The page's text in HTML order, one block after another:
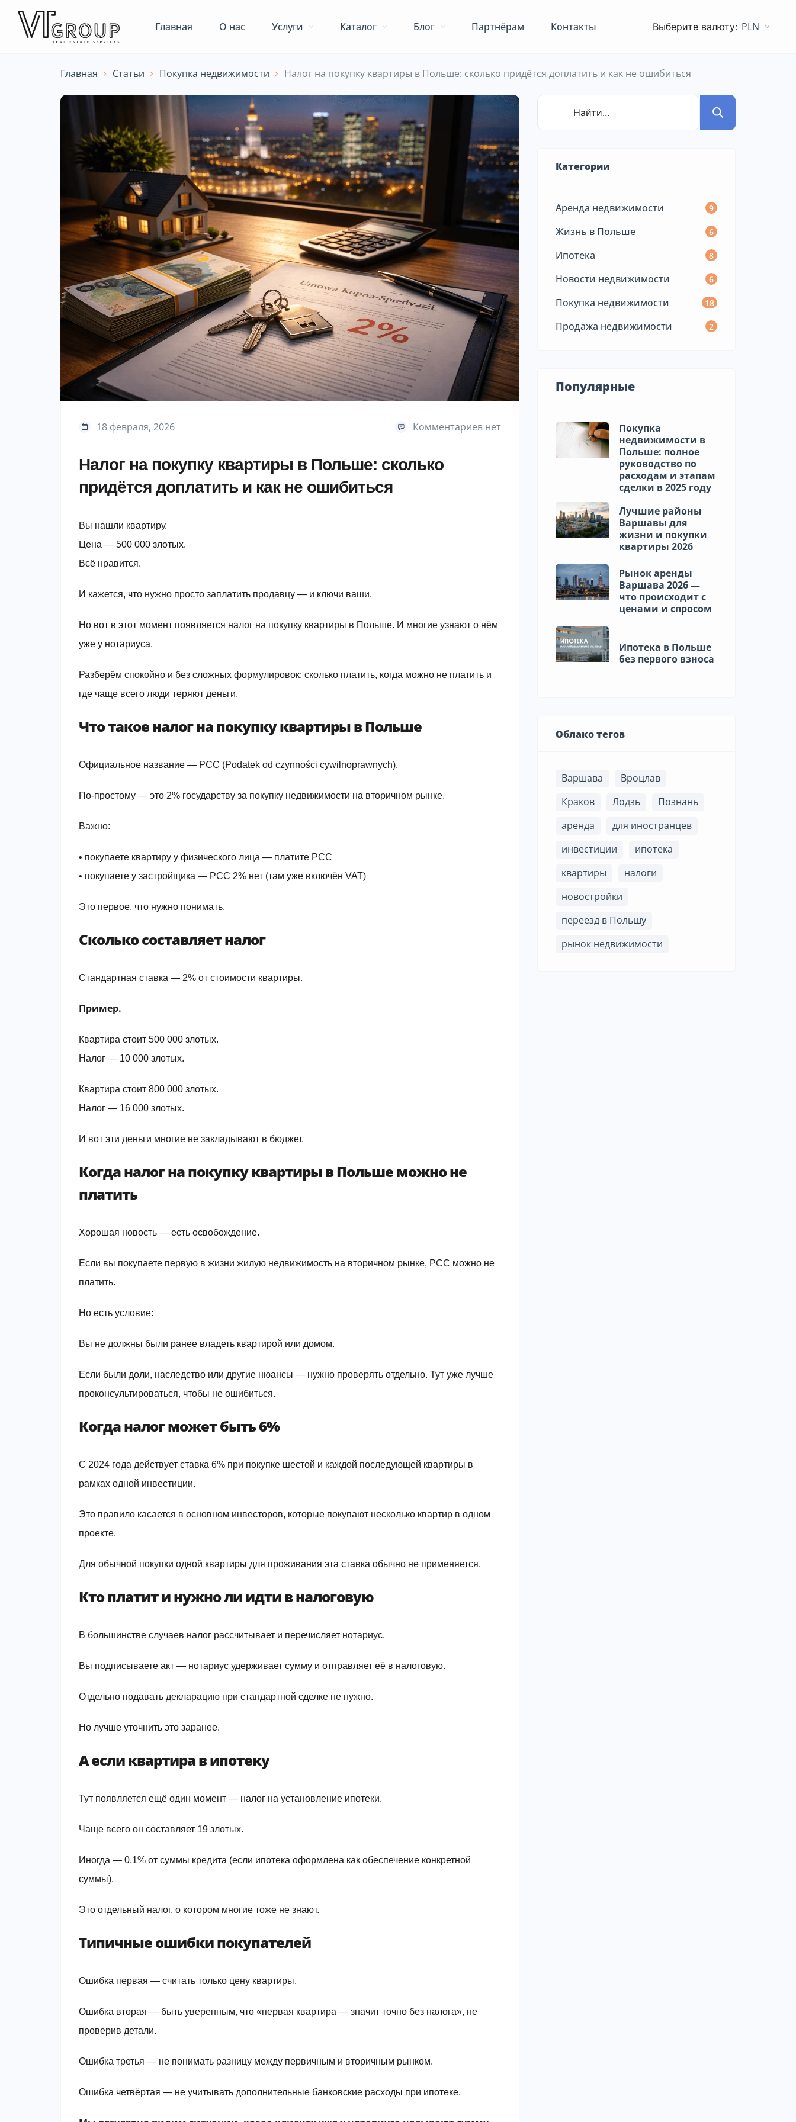
Главная О нас Услуги Каталог Блог Партнёрам Контакты PLN
Главная Статьи Покупка недвижимости Налог на покупку квартиры в Польше: сколько придётся доплатить и как не ошибиться
18 февраля, 2026 Комментариев нет
Налог на покупку квартиры в Польше: сколько
придётся доплатить и как не ошибиться
Вы нашли квартиру.
Цена — 500 000 злотых.
Всё нравится.
И кажется, что нужно просто заплатить продавцу — и ключи ваши.
Но вот в этот момент появляется налог на покупку квартиры в Польше. И многие узнают о нём
уже у нотариуса.
Разберём спокойно и без сложных формулировок: сколько платить, когда можно не платить и
где чаще всего люди теряют деньги.
Что такое налог на покупку квартиры в Польше
Официальное название — PCC (Podatek od czynności cywilnoprawnych).
По-простому — это 2% государству за покупку недвижимости на вторичном рынке.
Важно:
• покупаете квартиру у физического лица — платите PCC
• покупаете у застройщика — PCC 2% нет (там уже включён VAT)
Это первое, что нужно понимать.
Сколько составляет налог
Стандартная ставка — 2% от стоимости квартиры.
Пример.
Квартира стоит 500 000 злотых.
Налог — 10 000 злотых.
Квартира стоит 800 000 злотых.
Налог — 16 000 злотых.
И вот эти деньги многие не закладывают в бюджет.
Когда налог на покупку квартиры в Польше можно не
платить
Хорошая новость — есть освобождение.
Если вы покупаете первую в жизни жилую недвижимость на вторичном рынке, PCC можно не
платить.
Но есть условие:
Вы не должны были ранее владеть квартирой или домом.
Если были доли, наследство или другие нюансы — нужно проверять отдельно. Тут уже лучше
проконсультироваться, чтобы не ошибиться.
Когда налог может быть 6%
С 2024 года действует ставка 6% при покупке шестой и каждой последующей квартиры в
рамках одной инвестиции.
Это правило касается в основном инвесторов, которые покупают несколько квартир в одном
проекте.
Для обычной покупки одной квартиры для проживания эта ставка обычно не применяется.
Кто платит и нужно ли идти в налоговую
В большинстве случаев налог рассчитывает и перечисляет нотариус.
Вы подписываете акт — нотариус удерживает сумму и отправляет её в налоговую.
Отдельно подавать декларацию при стандартной сделке не нужно.
Но лучше уточнить это заранее.
А если квартира в ипотеку
Тут появляется ещё один момент — налог на установление ипотеки.
Чаще всего он составляет 19 злотых.
Иногда — 0,1% от суммы кредита (если ипотека оформлена как обеспечение конкретной
суммы).
Это отдельный налог, о котором многие тоже не знают.
Типичные ошибки покупателей
Ошибка первая — считать только цену квартиры.
Ошибка вторая — быть уверенным, что «первая квартира — значит точно без налога», не
проверив детали.
Ошибка третья — не понимать разницу между первичным и вторичным рынком.
Ошибка четвёртая — не учитывать дополнительные банковские расходы при ипотеке.
Категории
Аренда недвижимости 9
Жизнь в Польше 6
Ипотека 8
Новости недвижимости 6
Покупка недвижимости 18
Продажа недвижимости 2
Популярные
Покупка
недвижимости в
Польше: полное
руководство по
расходам и этапам
сделки в 2025 году
Лучшие районы
Варшавы для
жизни и покупки
квартиры 2026
Рынок аренды
Варшава 2026 —
что происходит с
ценами и спросом
Ипотека в Польше
без первого взноса
Облако тегов
Варшава
Вроцлав
Краков
Лодзь
Познань
аренда
для иностранцев
инвестиции
ипотека
квартиры
налоги
новостройки
переезд в Польшу
рынок недвижимости